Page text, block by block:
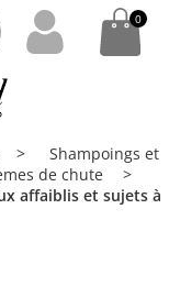
0
0
Shampoings et
de chute
affaiblis et sujets à